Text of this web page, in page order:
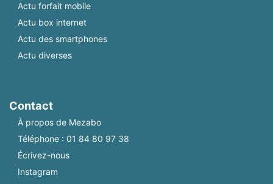
Actu forfait mobile
Actu box internet
Actu des smartphones
Actu diverses
Contact
À propos de Mezabo
Téléphone : 01 84 80 97 38
Écrivez-nous
Instagram